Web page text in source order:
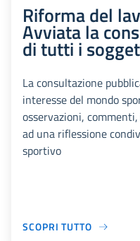
Riforma del
Avviata la
di tutti i
La consultazione
interesse del mondo
osservazioni,
ad una riflessione
sportivo
SCOPRI TUTTO